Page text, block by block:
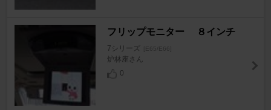
フリップモニター ８インチ
7シリーズ [E65/E66]
炉林座さん
0